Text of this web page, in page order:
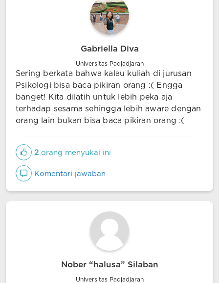
Gabriella Diva
Universitas Padjadjaran
Sering berkata bahwa kalau kuliah di jurusan
Psikologi bisa baca pikiran orang :( Engga
banget! Kita dilatih untuk lebih peka aja
terhadap sesama sehingga lebih aware dengan
orang lain bukan bisa baca pikiran orang :(
2 orang menyukai ini
Komentari jawaban
Nober “halusa” Silaban
Universitas Padjadjaran